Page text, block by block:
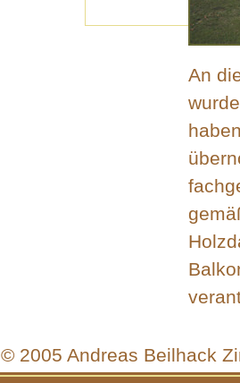
An
© 2005 Andreas Beilhack